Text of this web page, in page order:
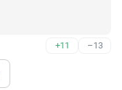
+11 –13